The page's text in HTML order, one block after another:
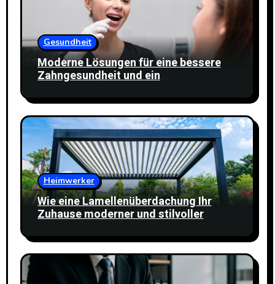
Gesundheit
Moderne Lösungen für eine bessere
Zahngesundheit und ein
Heimwerker
Wie eine Lamellenüberdachung Ihr
Zuhause moderner und stilvoller